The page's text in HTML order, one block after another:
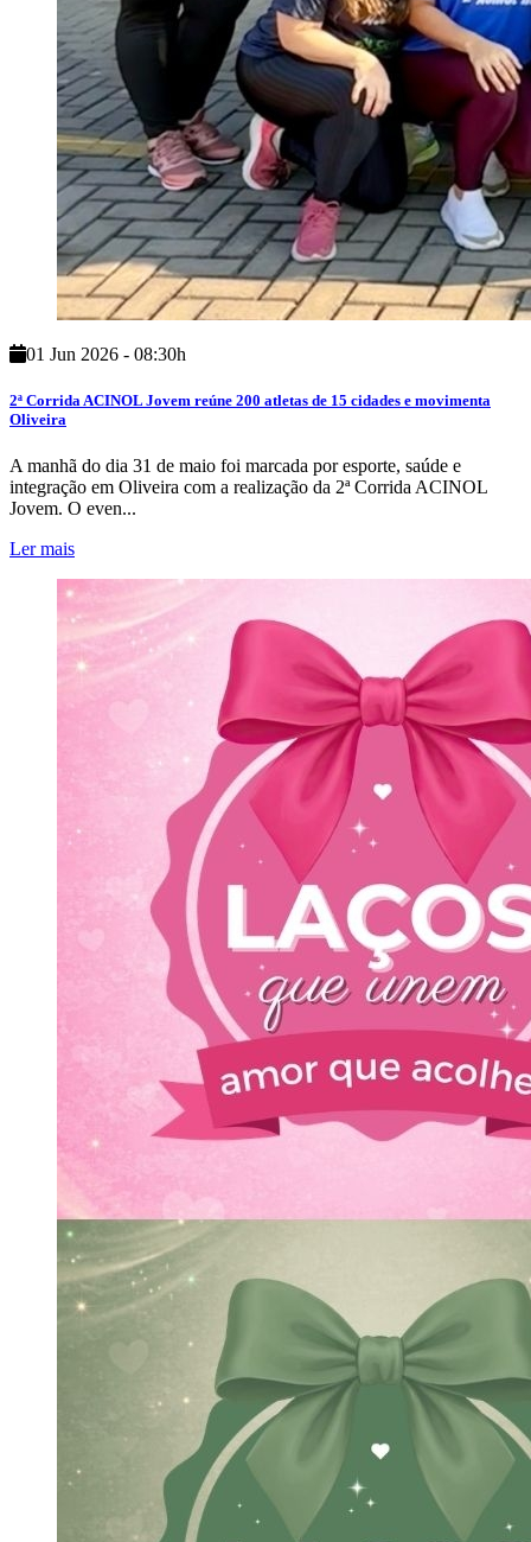
01 Jun 2026 - 08:30h
2ª Corrida ACINOL Jovem reúne 200 atletas de 15 cidades e movimenta
Oliveira
A manhã do dia 31 de maio foi marcada por esporte, saúde e
integração em Oliveira com a realização da 2ª Corrida ACINOL
Jovem. O even...
Ler mais